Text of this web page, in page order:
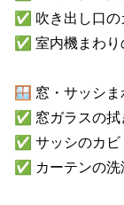
✅ 吹き出し口の
✅ 室内機まわり
🪟 窓・サッシま
✅ 窓ガラスの拭
✅ サッシのカビ
✅ カーテンの洗